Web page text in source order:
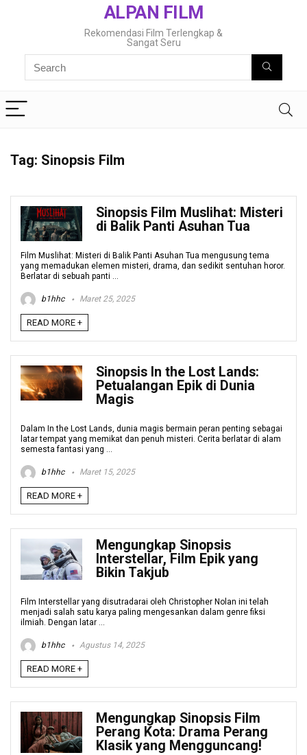
ALPAN FILM
Rekomendasi Film Terlengkap &
Sangat Seru
Tag: Sinopsis Film
Sinopsis Film Muslihat: Misteri
di Balik Panti Asuhan Tua
Film Muslihat: Misteri di Balik Panti Asuhan Tua mengusung tema
yang memadukan elemen misteri, drama, dan sedikit sentuhan horor.
Berlatar di sebuah panti ...
b1hhc Maret 25, 2025
READ MORE +
Sinopsis In the Lost Lands:
Petualangan Epik di Dunia
Magis
Dalam In the Lost Lands, dunia magis bermain peran penting sebagai
latar tempat yang memikat dan penuh misteri. Cerita berlatar di alam
semesta fantasi yang ...
b1hhc Maret 15, 2025
READ MORE +
Mengungkap Sinopsis
Interstellar, Film Epik yang
Bikin Takjub
Film Interstellar yang disutradarai oleh Christopher Nolan ini telah
menjadi salah satu karya paling mengesankan dalam genre fiksi
ilmiah. Dengan latar ...
b1hhc Agustus 14, 2025
READ MORE +
Mengungkap Sinopsis Film
Perang Kota: Drama Perang
Klasik yang Mengguncang!